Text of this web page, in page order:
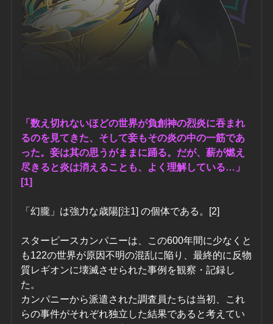
「数え切れないほどの世界が負創神の烈炎に吞まれ
るのを見てきた、そして妾もその炎の中の一筋であ
った。妾は其の思うがままに踊る。だが、薪が燃え
尽きると炎は消えることも、よく理解している…」
[1]
「幻朧」は強力な歳陽[注1] の個体である。[2]
スターピースカンパニーは、この600年間に少なくと
も122の世界が原因不明の混乱に陥り、最終的に反物
質レギオンに壊滅させられた事例を観察・記録し
た。
カンパニーから派遣された調査員たちは当初、これ
らの事件がそれぞれ独立した結果であると考えてい